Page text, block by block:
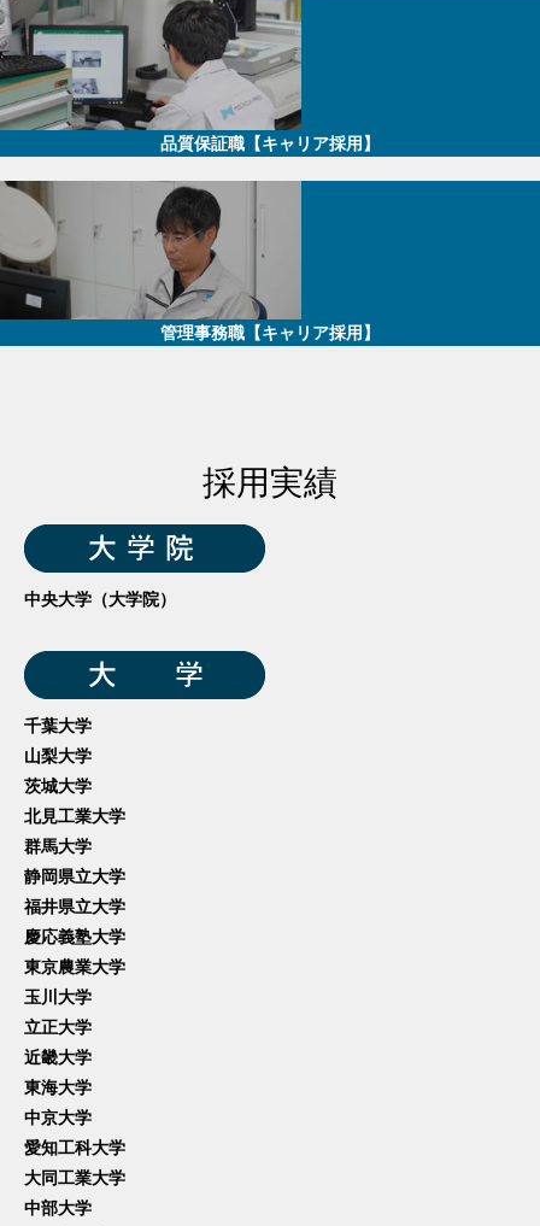
品質保証職【キャリア採用】
管理事務職【キャリア採用】
採用実績
中央大学（大学院）
千葉大学
山梨大学
茨城大学
北見工業大学
群馬大学
静岡県立大学
福井県立大学
慶応義塾大学
東京農業大学
玉川大学
立正大学
近畿大学
東海大学
中京大学
愛知工科大学
大同工業大学
中部大学